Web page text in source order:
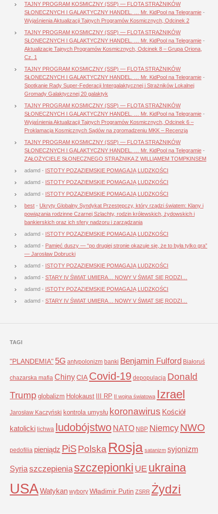
TAJNY PROGRAM KOSMICZNY (SSP) — FLOTA STRAŻNIKÓW
SŁONECZNYCH I GALAKTYCZNY HANDEL. … Mr. KidPool na Telegramie -
Wyjaśnienia Aktualizacji Tajnych Programów Kosmicznych, Odcinek 2
TAJNY PROGRAM KOSMICZNY (SSP) — FLOTA STRAŻNIKÓW
SŁONECZNYCH I GALAKTYCZNY HANDEL. … Mr. KidPool na Telegramie -
Aktualizacje Tajnych Programów Kosmicznych, Odcinek 8 – Grupa Oriona,
Cz. 1
TAJNY PROGRAM KOSMICZNY (SSP) — FLOTA STRAŻNIKÓW
SŁONECZNYCH I GALAKTYCZNY HANDEL. … Mr. KidPool na Telegramie -
Spotkanie Rady Super-Federacji Intergalaktycznej i Strażników Lokalnej
Gromady Galaktycznej 20 galaktyk
TAJNY PROGRAM KOSMICZNY (SSP) — FLOTA STRAŻNIKÓW
SŁONECZNYCH I GALAKTYCZNY HANDEL. … Mr. KidPool na Telegramie -
Wyjaśnienia Aktualizacji Tajnych Programów Kosmicznych, Odcinek 6 –
Proklamacja Kosmicznych Sądów na zgromadzeniu MKK – Recenzja
TAJNY PROGRAM KOSMICZNY (SSP) — FLOTA STRAŻNIKÓW
SŁONECZNYCH I GALAKTYCZNY HANDEL. … Mr. KidPool na Telegramie -
ZAŁOŻYCIELE SŁONECZNEGO STRAŻNIKA Z WILLIAMEM TOMPKINSEM
adamd - ISTOTY POZAZIEMSKIE POMAGAJĄ LUDZKOŚCI
adamd - ISTOTY POZAZIEMSKIE POMAGAJĄ LUDZKOŚCI
adamd - ISTOTY POZAZIEMSKIE POMAGAJĄ LUDZKOŚCI
best - Ukryty Globalny Syndykat Przestępczy, który rządzi światem: Klany i
powiązania rodzinne Czarnej Szlachty, rodzin królewskich, żydowskich i
bankierskich oraz ich sfery nadzoru i zarządzania
adamd - ISTOTY POZAZIEMSKIE POMAGAJĄ LUDZKOŚCI
adamd - Pamięć duszy — “po drugiej stronie okazuje się, że to była tylko gra”
— Jarosław Dobrucki
adamd - ISTOTY POZAZIEMSKIE POMAGAJĄ LUDZKOŚCI
adamd - STARY IV ŚWIAT UMIERA… NOWY V ŚWIAT SIĘ RODZI…
adamd - ISTOTY POZAZIEMSKIE POMAGAJĄ LUDZKOŚCI
adamd - STARY IV ŚWIAT UMIERA… NOWY V ŚWIAT SIĘ RODZI…
TAGI
"PLANDEMIA" 5G antypolonizm banki Benjamin Fulford Białoruś
chazarska mafia ChinyCIA Covid-19 depopulacja Donald
Trump globalizm Holokaust III RP II wojna światowa Izrael
Jarosław Kaczyński kontrola umysłu koronawirus Kościół
katolicki lichwa ludobójstwo NATO NBP NiemcyNWO
pedofilia pieniądz PiSPolska Rosja satanizm syjonizm
Syria szczepienia szczepionki UE ukraina
USAWatykan wybory Władimir Putin ZSRR Żydzi